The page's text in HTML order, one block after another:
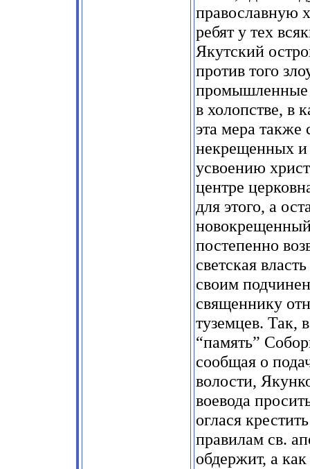
православную
ребят у тех
Якутский
против того
промышленные
в холопстве, в
эта мера также
некрещенных и
усвоению
центре
для этого, а
новокрещенный
постепенно
светская
своим
священнику
туземцев. Так,
“память”
сообщая о
волости,
воевода
оглася
правилам св.
обдержит, а